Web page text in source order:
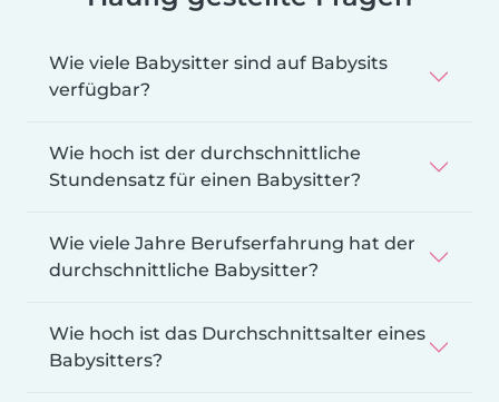
Wie viele Babysitter sind auf Babysits
verfügbar?
Wie hoch ist der durchschnittliche
Stundensatz für einen Babysitter?
Wie viele Jahre Berufserfahrung hat der
durchschnittliche Babysitter?
Wie hoch ist das Durchschnittsalter eines
Babysitters?